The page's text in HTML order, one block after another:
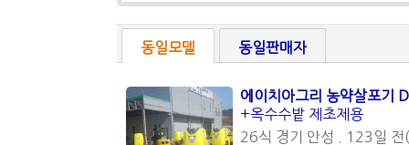
동일모델 동일판매자
에이치아그리 농약살포기
+옥수수밭 제초제용
26식 경기 안성 . 123일